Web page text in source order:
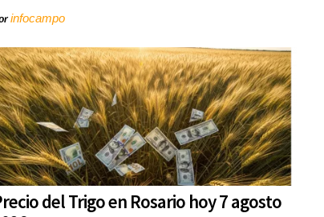
infocampo
del Trigo en Rosario hoy 7 agosto